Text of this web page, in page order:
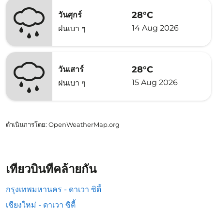
วันศุกร์
ฝนเบา ๆ
28°C
14 Aug 2026
วันเสาร์
ฝนเบา ๆ
28°C
15 Aug 2026
ดำเนินการโดย: OpenWeatherMap.org
เที่ยวบินที่คล้ายกัน
กรุงเทพมหานคร - ดาเวา ซิตี้
เชียงใหม่ - ดาเวา ซิตี้